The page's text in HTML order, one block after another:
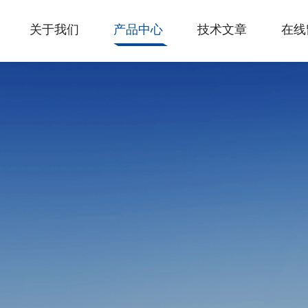
关于我们 产品中心 技术文章 在